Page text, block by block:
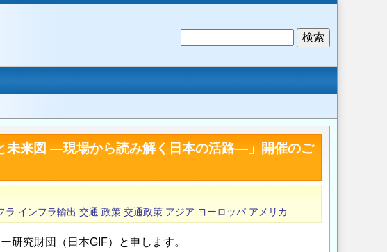
未来図 ―現場から読み解く日本の活路―」開催のご
ラ インフラ輸出 交通 政策 交通政策 アジア ヨーロッパ アメリカ
研究財団（日本GIF）と申します。